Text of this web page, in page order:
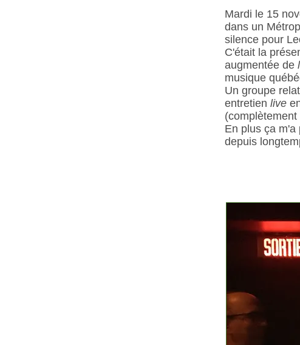
Mardi le 15
dans un
silence pour
C'était la
augmentée de
musique
Un groupe
entretien live
En plus ça m'a
depuis